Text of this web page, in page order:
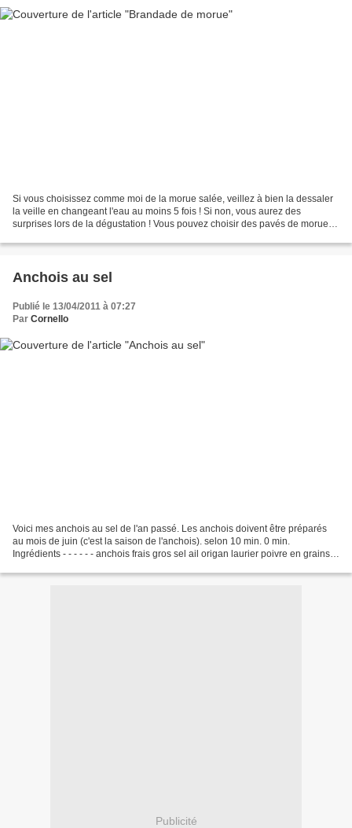
Si vous choisissez comme moi de la morue salée, veillez à bien la dessaler
la veille en changeant l'eau au moins 5 fois ! Si non, vous aurez des
surprises lors de la dégustation ! Vous pouvez choisir des pavés de morue
Anchois au sel
Publié le 13/04/2011 à 07:27
Par Cornello
Voici mes anchois au sel de l'an passé. Les anchois doivent être préparés
au mois de juin (c'est la saison de l'anchois). selon 10 min. 0 min.
Ingrédients - - - - - - anchois frais gros sel ail origan laurier poivre en grains 1
Publicité